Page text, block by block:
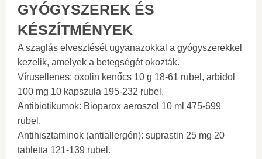
GYÓGYSZEREK ÉS
KÉSZÍTMÉNYEK
A szaglás elvesztését ugyanazokkal a gyógyszerekkel
kezelik, amelyek a betegségét okozták.
Vírusellenes: oxolin kenőcs 10 g 18-61 rubel, arbidol
100 mg 10 kapszula 195-232 rubel.
Antibiotikumok: Bioparox aeroszol 10 ml 475-699
rubel.
Antihisztaminok (antiallergén): suprastin 25 mg 20
tabletta 121-139 rubel.